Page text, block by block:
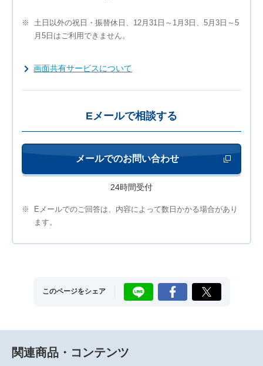
※
土日以外の祝日・振替休日、12月31日～1月3日、5月3日～5
月5日はご利用できません。
画面共有サービスについて
Eメールで相談する
メールでのお問い合わせ 新しいウィン
24時間受付
※
Eメールでのご回答は、内容によって数日かかる場合があり
ます。
このページをシェア LINE Facebook X
関連商品・コンテンツ